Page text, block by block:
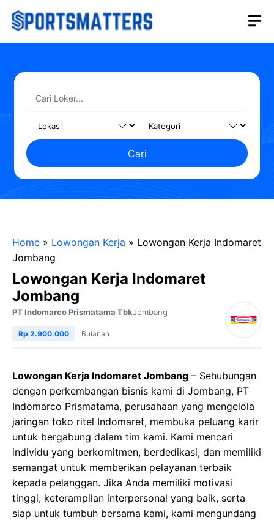
Langsung
Cari
Home » Lowongan Kerja » Lowongan Kerja Indomaret
Jombang
Lowongan Kerja Indomaret
Jombang
PT Indomarco Prismatama TbkJombang
Rp 2.900.000 Bulanan
Lowongan Kerja Indomaret Jombang – Sehubungan
dengan perkembangan bisnis kami di Jombang, PT
Indomarco Prismatama, perusahaan yang mengelola
jaringan toko ritel Indomaret, membuka peluang karir
untuk bergabung dalam tim kami. Kami mencari
individu yang berkomitmen, berdedikasi, dan memiliki
semangat untuk memberikan pelayanan terbaik
kepada pelanggan. Jika Anda memiliki motivasi
tinggi, keterampilan interpersonal yang baik, serta
siap untuk tumbuh bersama kami, kami mengundang